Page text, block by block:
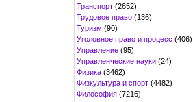
Транспорт (2652)
Трудовое право (136)
Туризм (90)
Уголовное право и процесс (406)
Управление (95)
Управленческие науки (24)
Физика (3462)
Физкультура и спорт (4482)
Философия (7216)